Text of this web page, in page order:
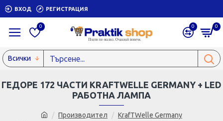
ВХОД РЕГИСТРАЦИЯ
0 0 0
Всички
Производител
KrafTWelle Germany
ГЕДОРЕ 172 ЧАСТИ KRAFTWELLE GERMANY + LED
РАБОТНА ЛАМПА